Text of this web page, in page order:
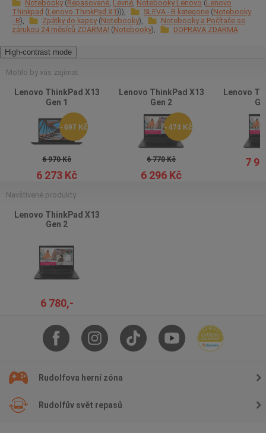
Notebooky Repasované Levné Notebooky Lenovo Lenovo
Thinkpad
Lenovo ThinkPad X1 SLEVA - B kategorie Notebooky
- B
Zpátky do kapsy Notebooky
Notebooky a Počítače se
zárukou 24 měsíců ZDARMA! Notebooky DOPRAVA ZDARMA
High-contrast mode
Mohlo by vás zajímat
Lenovo ThinkPad X13
Gen 1
- 697 Kč
6 970 Kč
6 273 Kč
Lenovo ThinkPad X13
Gen 2
- 474 Kč
6 770 Kč
6 296 Kč
Lenovo
7
Navštívené produkty
Lenovo ThinkPad X13
Gen 2
6 780,-
Rudolfova herní zóna
Rudolfův svět repasů